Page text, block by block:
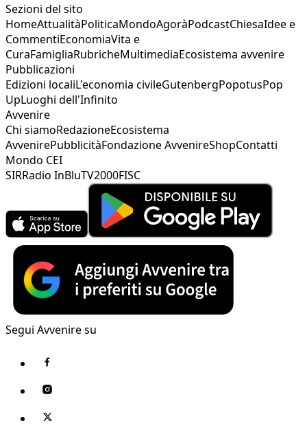
Sezioni del sito
HomeAttualitàPoliticaMondoAgoràPodcastChiesaIdee e
CommentiEconomiaVita e
CuraFamigliaRubricheMultimediaEcosistema avvenire
Pubblicazioni
Edizioni localiL'economia civileGutenbergPopotusPop
UpLuoghi dell'Infinito
Avvenire
Chi siamoRedazioneEcosistema
AvvenirePubblicitàFondazione AvvenireShopContatti
Mondo CEI
SIRRadio InBluTV2000FISC
Segui Avvenire su